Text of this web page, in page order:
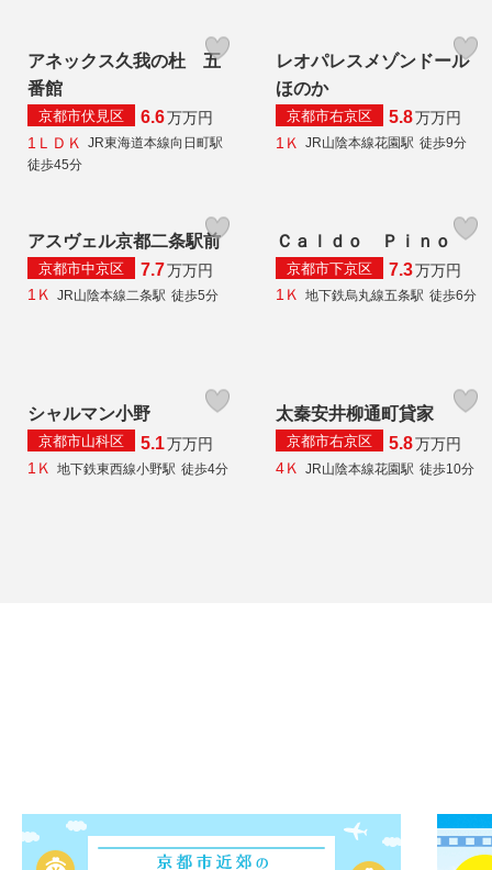
アネックス久我の杜 五
番館
京都市伏見区 6.6万万円
1ＬＤＫ
JR東海道本線向日町駅
徒歩45分
レオパレスメゾンドール
ほのか
京都市右京区 5.8万万円
1Ｋ
JR山陰本線花園駅 徒歩9分
アスヴェル京都二条駅前
京都市中京区 7.7万万円
1Ｋ JR山陰本線二条駅 徒歩5分
Ｃａｌｄｏ Ｐｉｎｏ
京都市下京区 7.3万万円
1Ｋ 地下鉄烏丸線五条駅 徒歩6分
シャルマン小野
京都市山科区 5.1万万円
1Ｋ
地下鉄東西線小野駅 徒歩4分
太秦安井柳通町貸家
京都市右京区 5.8万万円
4Ｋ
JR山陰本線花園駅 徒歩10分